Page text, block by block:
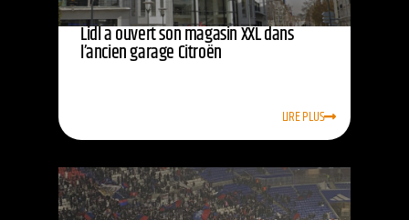
Lidl a ouvert son magasin XXL dans
l’ancien garage Citroën
LIRE PLUS